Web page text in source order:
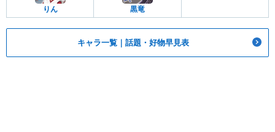
りん 黒竜
キャラ一覧｜話題・好物早見表